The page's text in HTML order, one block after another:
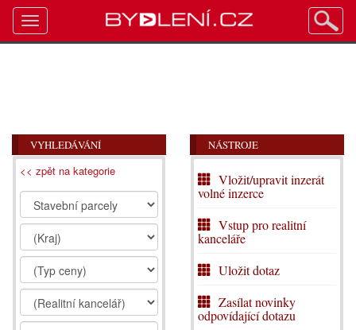
VYHLEDÁVÁNÍ
<< zpět na kategorie
NÁSTROJE
Vložit/upravit inzerát
volné inzerce
Vstup pro realitní
kanceláře
Uložit dotaz
Zasílat novinky
odpovídající dotazu
Toggle
navigation